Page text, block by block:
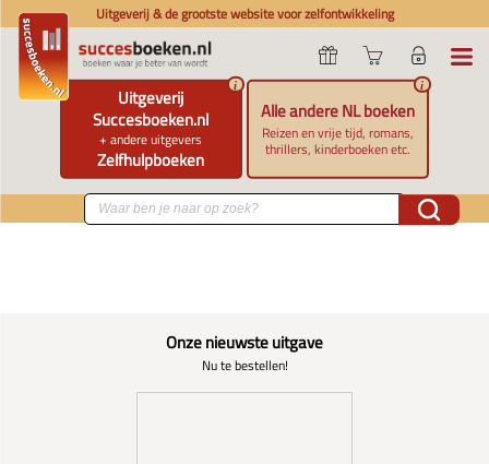
Uitgeverij & de grootste website voor zelfontwikkeling
Uitgeverij
Succesboeken.nl
+ andere uitgevers
Zelfhulpboeken
i
Alle andere NL boeken
Reizen en vrije tijd, romans,
thrillers, kinderboeken etc.
i
Onze nieuwste uitgave
Nu te bestellen!